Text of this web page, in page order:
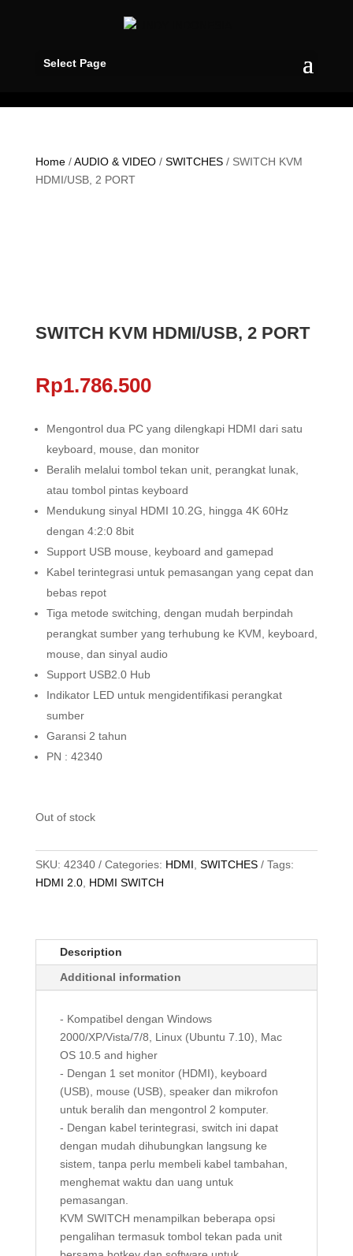
Select Page
Home/AUDIO & VIDEO/ SWITCHES/ SWITCH KVM
HDMI/USB, 2 PORT
SWITCH KVM HDMI/USB, 2 PORT
Rp1.786.500
Mengontrol dua PC yang dilengkapi HDMI dari satu
keyboard, mouse, dan monitor
Beralih melalui tombol tekan unit, perangkat lunak,
atau tombol pintas keyboard
Mendukung sinyal HDMI 10.2G, hingga 4K 60Hz
dengan 4:2:0 8bit
Support USB mouse, keyboard and gamepad
Kabel terintegrasi untuk pemasangan yang cepat dan
bebas repot
Tiga metode switching, dengan mudah berpindah
perangkat sumber yang terhubung ke KVM, keyboard,
mouse, dan sinyal audio
Support USB2.0 Hub
Indikator LED untuk mengidentifikasi perangkat
sumber
Garansi 2 tahun
PN : 42340
Out of stock
SKU: 42340 Categories: HDMI SWITCHES
Tags:
HDMI 2.0, HDMI SWITCH
Description
Additional information
- Kompatibel dengan Windows
2000/XP/Vista/7/8, Linux (Ubuntu 7.10), Mac
OS 10.5 and higher
- Dengan 1 set monitor (HDMI), keyboard
(USB), mouse (USB), speaker dan mikrofon
untuk beralih dan mengontrol 2 komputer.
- Dengan kabel terintegrasi, switch ini dapat
dengan mudah dihubungkan langsung ke
sistem, tanpa perlu membeli kabel tambahan,
menghemat waktu dan uang untuk
pemasangan.
KVM SWITCH menampilkan beberapa opsi
pengalihan termasuk tombol tekan pada unit